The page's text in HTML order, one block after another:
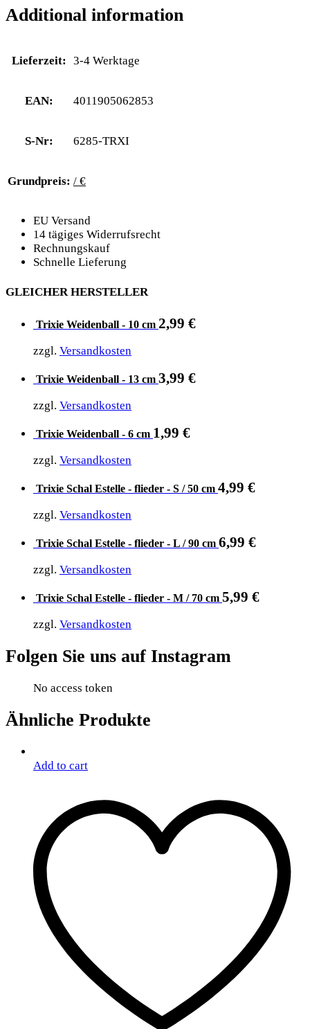
Additional information
Lieferzeit: 3-4 Werktage
EAN: 4011905062853
S-Nr: 6285-TRXI
Grundpreis: / €
EU Versand
14 tägiges Widerrufsrecht
Rechnungskauf
Schnelle Lieferung
GLEICHER HERSTELLER
Trixie Weidenball - 10 cm 2,99 €
zzgl. Versandkosten
Trixie Weidenball - 13 cm 3,99 €
zzgl. Versandkosten
Trixie Weidenball - 6 cm 1,99 €
zzgl. Versandkosten
Trixie Schal Estelle - flieder - S / 50 cm 4,99 €
zzgl. Versandkosten
Trixie Schal Estelle - flieder - L / 90 cm 6,99 €
zzgl. Versandkosten
Trixie Schal Estelle - flieder - M / 70 cm 5,99 €
zzgl. Versandkosten
Folgen Sie uns auf Instagram
No access token
Ähnliche Produkte
Add to cart